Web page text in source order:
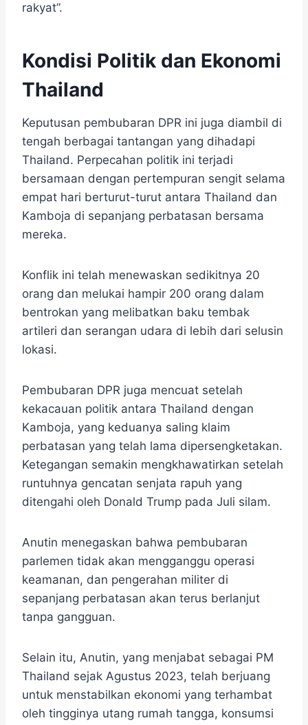
rakyat”.
Kondisi Politik dan Ekonomi
Thailand
Keputusan pembubaran DPR ini juga diambil di
tengah berbagai tantangan yang dihadapi
Thailand. ​Perpecahan politik ini terjadi
bersamaan dengan pertempuran sengit selama
empat hari berturut-turut antara Thailand dan
Kamboja di sepanjang perbatasan bersama
mereka.
​Konflik ini telah menewaskan sedikitnya 20
orang dan melukai hampir 200 orang dalam
bentrokan yang melibatkan baku tembak
artileri dan serangan udara di lebih dari selusin
lokasi. ​
Pembubaran DPR juga mencuat setelah
kekacauan politik antara Thailand dengan
Kamboja, yang keduanya saling klaim
perbatasan yang telah lama dipersengketakan. ​
Ketegangan semakin mengkhawatirkan setelah
runtuhnya gencatan senjata rapuh yang
ditengahi oleh Donald Trump pada Juli silam. ​
Anutin menegaskan bahwa pembubaran
parlemen tidak akan mengganggu operasi
keamanan, dan pengerahan militer di
sepanjang perbatasan akan terus berlanjut
tanpa gangguan.
​Selain itu, Anutin, yang menjabat sebagai PM
Thailand sejak Agustus 2023, telah berjuang
untuk menstabilkan ekonomi yang terhambat
oleh tingginya utang rumah tangga, konsumsi